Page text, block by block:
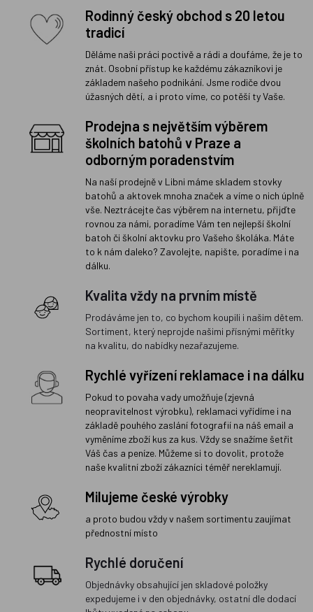
Rodinný český obchod s 20 letou
tradicí
Děláme naši práci poctivě a rádi a doufáme, že je to
znát. Osobní přístup ke každému zákazníkovi je
základem našeho podnikání. Jsme rodiče dvou
úžasných dětí, a i proto víme, co potěší ty Vaše.
Prodejna s největším výběrem
školních batohů v Praze a
odborným poradenstvím
Na naší prodejně v Libni máme skladem stovky
batohů a aktovek mnoha značek a víme o nich úplně
vše. Neztrácejte čas výběrem na internetu, přijďte
rovnou za námi, poradíme Vám ten nejlepší školní
batoh či školní aktovku pro Vašeho školáka. Máte
to k nám daleko? Zavolejte, napište, poradíme i na
dálku.
Kvalita vždy na prvním místě
Prodáváme jen to, co bychom koupili i našim dětem.
Sortiment, který neprojde našimi přísnými měřítky
na kvalitu, do nabídky nezařazujeme.
Rychlé vyřízení reklamace i na dálku
Pokud to povaha vady umožňuje (zjevná
neopravitelnost výrobku), reklamaci vyřídíme i na
základě pouhého zaslání fotografií na náš email a
vyměníme zboží kus za kus. Vždy se snažíme šetřit
Váš čas a peníze. Můžeme si to dovolit, protože
naše kvalitní zboží zákazníci téměř nereklamují.
Milujeme české výrobky
a proto budou vždy v našem sortimentu zaujímat
přednostní místo
Rychlé doručení
Objednávky obsahující jen skladové položky
expedujeme i v den objednávky, ostatní dle dodací